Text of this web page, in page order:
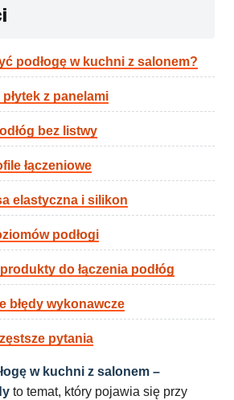
podłogę w kuchni z salonem?
płytek z panelami
bez listwy
łączeniowe
elastyczna i silikon
podłogi
do łączenia podłóg
błędy wykonawcze
pytania
w kuchni z salonem –
to temat, który pojawia się przy